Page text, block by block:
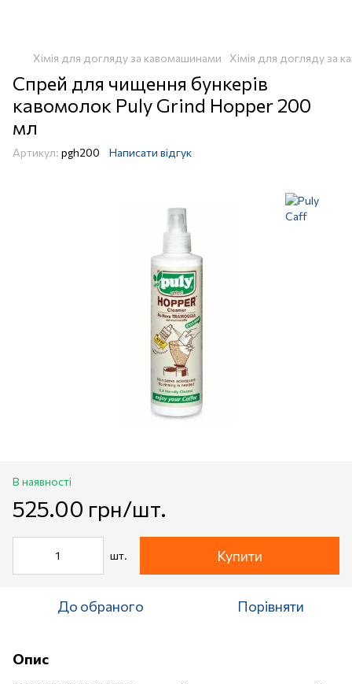
Хімія для догляду за кавомашинами Хімія для догляду за
Спрей для чищення бункерів
кавомолок Puly Grind Hopper 200
мл
Артикул: pgh200 Написати відгук
В наявності
525.00 грн/шт.
шт. Купити
До обраного Порівняти
Опис